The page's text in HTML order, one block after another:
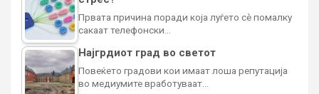
Првата причина поради која луѓето сè помалку
сакаат телефонски…
Најгрдиот град во светот
Повеќето градови кои имаат лоша репутација
во медиумите вработуваат…